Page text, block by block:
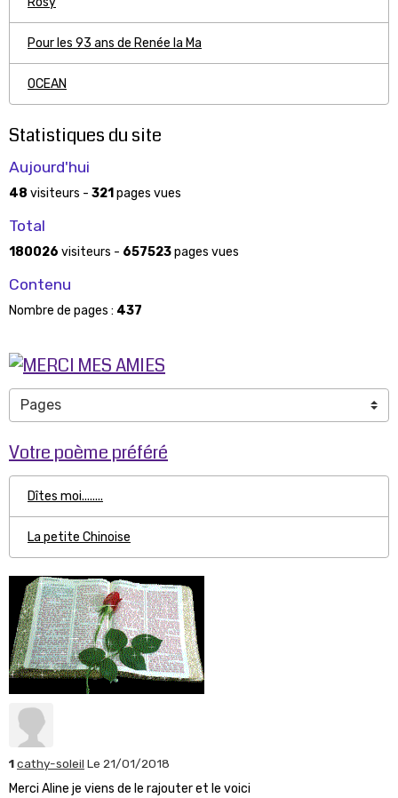
Pour les 93 ans de Renée la Ma
OCEAN
Statistiques du site
Aujourd'hui
48 visiteurs - 321 pages vues
Total
180026 visiteurs - 657523pages vues
Contenu
Nombre de pages : 437
Votre poème préféré
Dîtes moi........
La petite Chinoise
1cathy-soleil Le 21/01/2018
Merci Aline je viens de le rajouter et le voici